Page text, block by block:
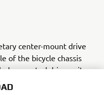
center-mount drive
of the bicycle chassis
mounted drive units
to its portfolio,